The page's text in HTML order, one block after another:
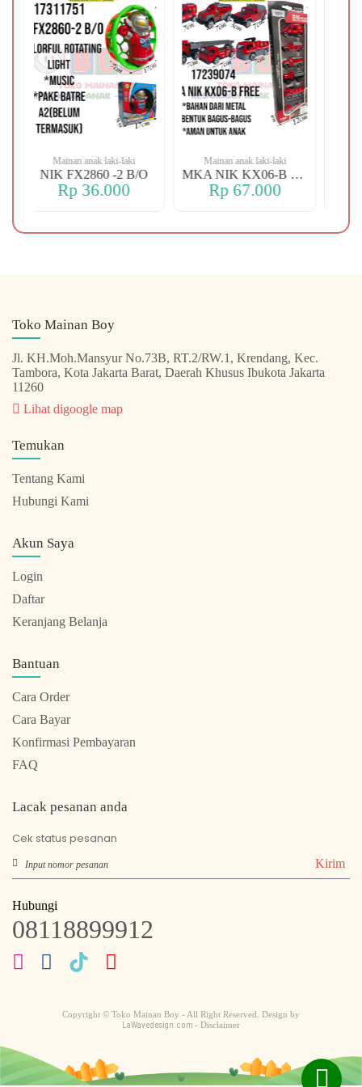
Mainan anak laki-laki
FX2860 -2 B/O
Rp 36.000
Mainan anak laki-laki
MKA NIK KX06-B FREE
Rp 67.000
Toko Mainan Boy
Jl. KH.Moh.Mansyur No.73B, RT.2/RW.1, Krendang, Kec.
Tambora, Kota Jakarta Barat, Daerah Khusus Ibukota Jakarta
11260
Lihat digoogle map
Temukan
Tentang Kami
Hubungi Kami
Akun Saya
Login
Daftar
Keranjang Belanja
Bantuan
Cara Order
Cara Bayar
Konfirmasi Pembayaran
FAQ
Lacak pesanan anda
Cek status pesanan
Kirim
Hubungi
08118899912
Copyright © Toko Mainan Boy - All Right Reserved. Design by
LaWavedesign.com - Disclaimer